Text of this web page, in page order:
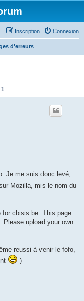
Connexion
Inscription
d'erreurs
1
Je me suis donc levé,
Mozilla, mis le nom du
for cbisis.be. This page
Please upload your own
reussi à venir le fofo,
)